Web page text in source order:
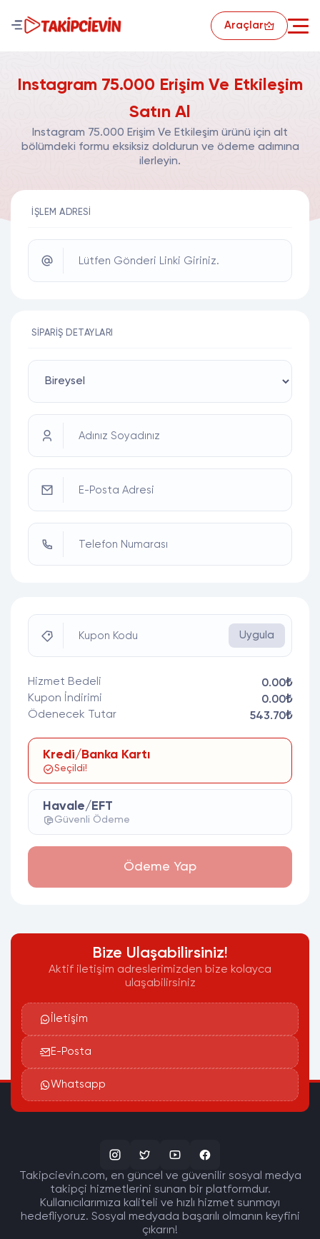
Araçlar
Instagram 75.000 Erişim Ve Etkileşim
Satın Al
Instagram 75.000 Erişim Ve Etkileşim ürünü için alt
bölümdeki formu eksiksiz doldurun ve ödeme adımına
ilerleyin.
İŞLEM ADRESI
Lütfen Gönderi Linki Giriniz.
SIPARIŞ DETAYLARI
Adınız Soyadınız
E-Posta Adresi
Telefon Numarası
Kupon Kodu Uygula
Hizmet Bedeli
0.00₺
Kupon İndirimi
0.00₺
Ödenecek Tutar
543.70₺
Kredi/Banka Kartı
Seçildi!
Havale/EFT
Güvenli Ödeme
Ödeme Yap
Bize Ulaşabilirsiniz!
Aktif iletişim adreslerimizden bize kolayca
ulaşabilirsiniz
İletişim
E-Posta
Whatsapp
Takipcievin.com, en güncel ve güvenilir sosyal medya
takipçi hizmetlerini sunan bir platformdur.
Kullanıcılarımıza kaliteli ve hızlı hizmet sunmayı
hedefliyoruz. Sosyal medyada başarılı olmanın keyfini
çıkarın!